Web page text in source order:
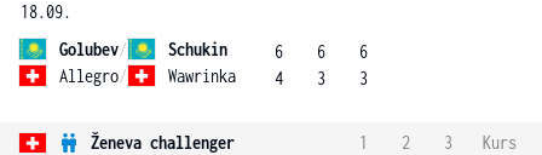
18.09.
Golubev/
Schukin
Allegro/ Wawrinka
6
4
6
3
6
3
Ženeva challenger 1 2 3
Kurs